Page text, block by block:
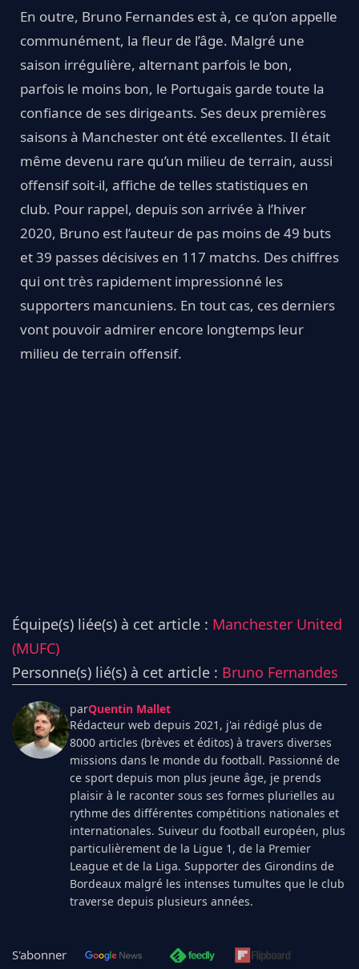
En outre, Bruno Fernandes est à, ce qu’on appelle
communément, la fleur de l’âge. Malgré une
saison irrégulière, alternant parfois le bon,
parfois le moins bon, le Portugais garde toute la
confiance de ses dirigeants. Ses deux premières
saisons à Manchester ont été excellentes. Il était
même devenu rare qu’un milieu de terrain, aussi
offensif soit-il, affiche de telles statistiques en
club. Pour rappel, depuis son arrivée à l’hiver
2020, Bruno est l’auteur de pas moins de 49 buts
et 39 passes décisives en 117 matchs. Des chiffres
qui ont très rapidement impressionné les
supporters mancuniens. En tout cas, ces derniers
vont pouvoir admirer encore longtemps leur
milieu de terrain offensif.
Équipe(s) liée(s) à cet article : Manchester United
(MUFC)
Personne(s) lié(s) à cet article : Bruno Fernandes
parQuentin Mallet
Rédacteur web depuis 2021, j'ai rédigé plus de
8000 articles (brèves et éditos) à travers diverses
missions dans le monde du football. Passionné de
ce sport depuis mon plus jeune âge, je prends
plaisir à le raconter sous ses formes plurielles au
rythme des différentes compétitions nationales et
internationales. Suiveur du football européen, plus
particulièrement de la Ligue 1, de la Premier
League et de la Liga. Supporter des Girondins de
Bordeaux malgré les intenses tumultes que le club
traverse depuis plusieurs années.
S'abonner